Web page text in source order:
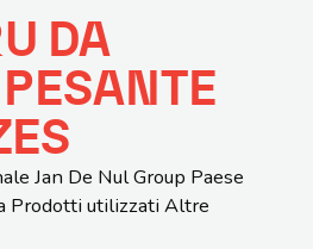
DA
Jan De Nul Group Paese
Prodotti utilizzati Altre